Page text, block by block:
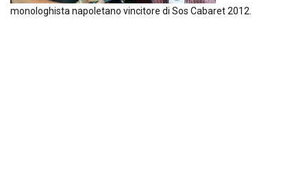
monologhista napoletano vincitore di Sos Cabaret 2012.